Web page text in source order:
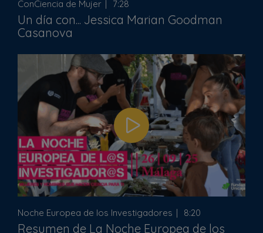
ConCiencia de Mujer 7:28
Un día con... Jessica Marian Goodman
Casanova
Noche Europea de los Investigadores 8:20
Resumen de La Noche Europea de los